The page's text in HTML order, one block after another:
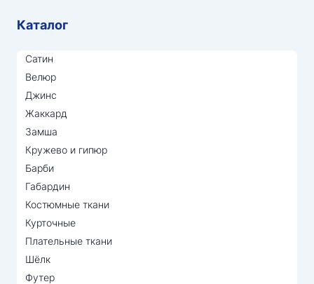
Каталог
Сатин
Велюр
Джинс
Жаккард
Замша
Кружево и гипюр
Барби
Габардин
Костюмные ткани
Курточные
Плательные ткани
Шёлк
Футер